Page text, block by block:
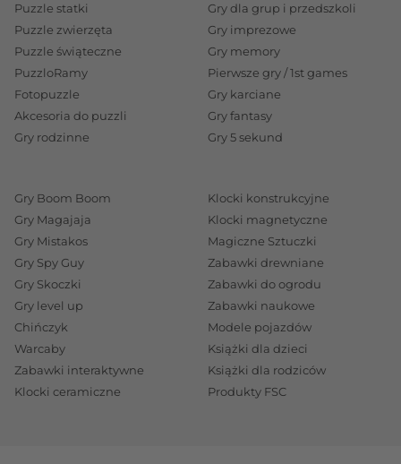
Puzzle statki
Puzzle zwierzęta
Puzzle świąteczne
PuzzloRamy
Fotopuzzle
Akcesoria do puzzli
Gry rodzinne
Gry dla grup i przedszkoli
Gry imprezowe
Gry memory
Pierwsze gry / 1st games
Gry karciane
Gry fantasy
Gry 5 sekund
Gry Boom Boom
Gry Magajaja
Gry Mistakos
Gry Spy Guy
Gry Skoczki
Gry level up
Chińczyk
Warcaby
Zabawki interaktywne
Klocki ceramiczne
Klocki konstrukcyjne
Klocki magnetyczne
Magiczne Sztuczki
Zabawki drewniane
Zabawki do ogrodu
Zabawki naukowe
Modele pojazdów
Książki dla dzieci
Książki dla rodziców
Produkty FSC